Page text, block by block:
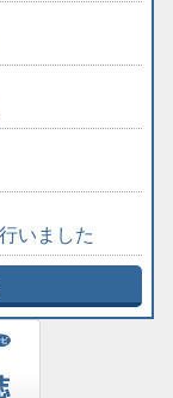
いました